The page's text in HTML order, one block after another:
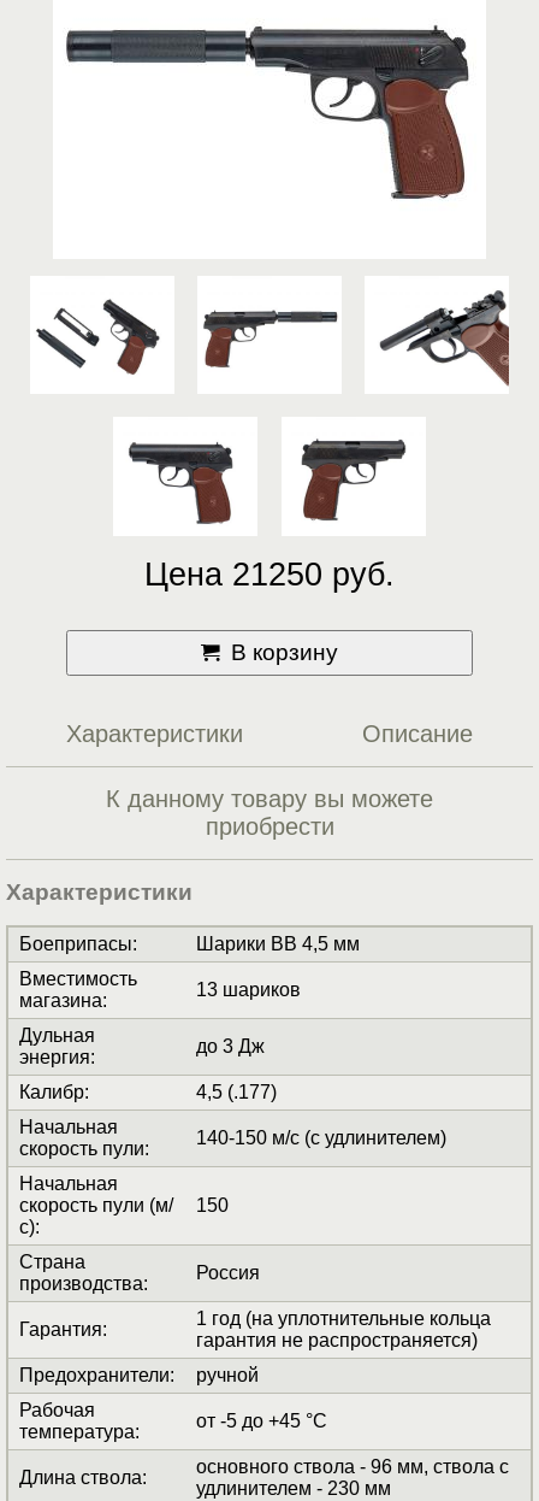
Цена 21250 руб.
В корзину
Характеристики Описание
К данному товару вы можете
приобрести
Характеристики
Боеприпасы:
Шарики BB 4,5 мм
Вместимость
магазина:
13 шариков
Дульная
энергия:
до 3 Дж
Калибр:
4,5 (.177)
Начальная
скорость пули:
140-150 м/с (с удлинителем)
Начальная
скорость пули (м/
с):
150
Страна
производства:
Россия
Гарантия:
1 год (на уплотнительные кольца
гарантия не распространяется)
Предохранители:
ручной
Рабочая
температура:
от -5 до +45 °C
Длина ствола:
основного ствола - 96 мм, ствола с
удлинителем - 230 мм